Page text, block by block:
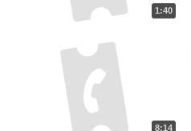
1:40
8:14